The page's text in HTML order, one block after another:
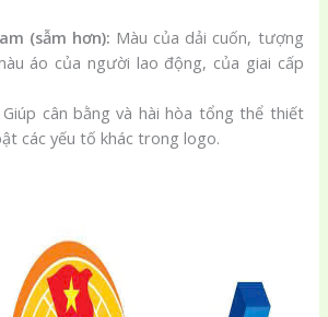
(sẫm hơn): Màu của dải cuốn, tượng
áo của người lao động, của giai cấp
Giúp cân bằng và hài hòa tổng thể thiết
các yếu tố khác trong logo.